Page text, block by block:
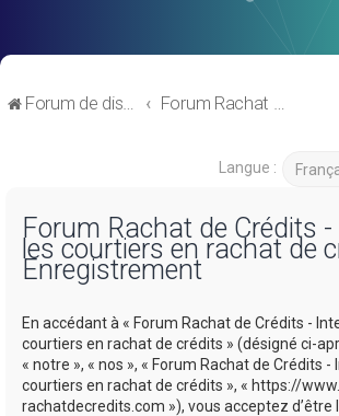
Forum de discussions sur le Regroupement de Crédits et le Rachat de Crédits Forum Rachat de Crédits
Langue :
Forum Rachat de Crédits
les courtiers en rachat de
Enregistrement
En accédant à « Forum Rachat de Crédits -
courtiers en rachat de crédits » (désigné ci-
« notre », « nos », « Forum Rachat de Crédits -
courtiers en rachat de crédits », « https://
rachatdecredits.com »), vous acceptez d’être